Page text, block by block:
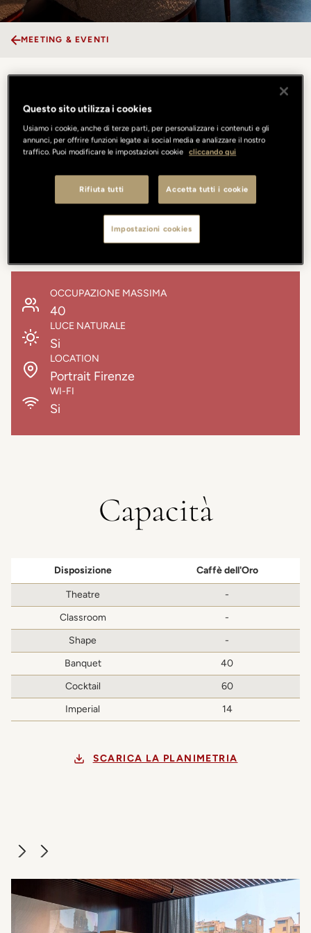
MEETING & EVENTI
Caffè dell'Oro
Caffè dell'Oro offre una cornice elegante e contemporanea,
ispirata agli anni '50, con una vista privilegiata su Ponte Vecchio. I
perfetta per piccoli gruppi o meeting privati. La proposta
gastronomica valorizza i sapori autentici della tradizione italiana,
reinterpretati con tecnica e ingredienti stagionali. Che si tratti di un
unisce stile, gusto e un'atmosfera unica nel cuore della città.
OCCUPAZIONE MASSIMA
40
LUCE NATURALE
Si
LOCATION
Portrait Firenze
WI-FI
Si
Capacità
Disposizione Caffè dell'Oro
Theatre
-
Classroom
-
Shape
-
Banquet
40
Cocktail
60
Imperial
14
SCARICA LA PLANIMETRIA
Questo sito utilizza i cookies
Usiamo i cookie, anche di terze parti, per personalizzare i contenuti e gli
annunci, per offrire funzioni legate ai social media e analizzare il nostro
traffico. Puoi modificare le impostazioni cookie cliccando qui
Rifiuta tutti Accetta tutti i cookie
Impostazioni cookies